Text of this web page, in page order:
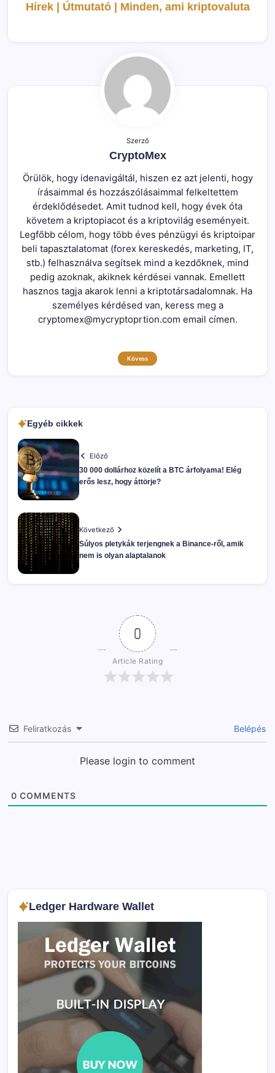
Hírek | Útmutató | Minden, ami kriptovaluta
Szerző
CryptoMex
Örülök, hogy idenavigáltál, hiszen ez azt jelenti, hogy
írásaimmal és hozzászólásaimmal felkeltettem
érdeklődésedet. Amit tudnod kell, hogy évek óta
követem a kriptopiacot és a kriptovilág eseményeit.
Legfőbb célom, hogy több éves pénzügyi és kriptoipar
beli tapasztalatomat (forex kereskedés, marketing, IT,
stb.) felhasználva segítsek mind a kezdőknek, mind
pedig azoknak, akiknek kérdései vannak. Emellett
hasznos tagja akarok lenni a kriptotársadalomnak. Ha
személyes kérdésed van, keress meg a
cryptomex@mycryptoprtion.com email címen.
Kövess
Egyéb cikkek
Előző
30 000 dollárhoz közelít a BTC árfolyama! Elég
erős lesz, hogy áttörje?
Következő
Súlyos pletykák terjengnek a Binance-ről, amik
nem is olyan alaptalanok
0
Article Rating
Feliratkozás Belépés
Please login to comment
0 COMMENTS
Ledger Hardware Wallet